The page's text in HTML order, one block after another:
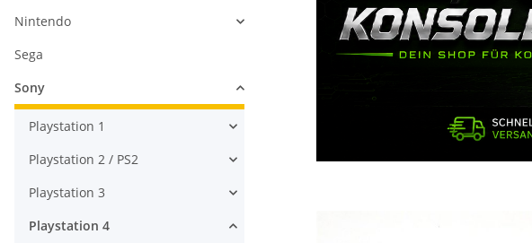
Nintendo
Sega
Sony
Playstation 1
Playstation 2 / PS2
Playstation 3
Playstation 4